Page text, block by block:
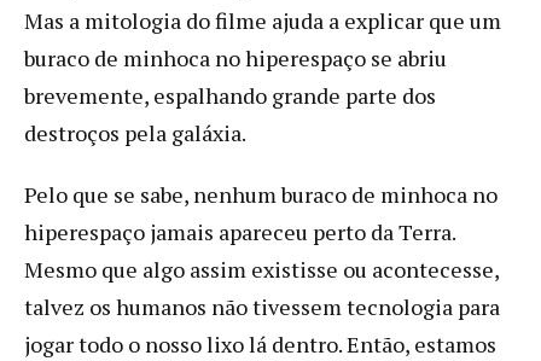
Mas a mitologia do filme ajuda a explicar que um
buraco de minhoca no hiperespaço se abriu
brevemente, espalhando grande parte dos
destroços pela galáxia.
Pelo que se sabe, nenhum buraco de minhoca no
hiperespaço jamais apareceu perto da Terra.
Mesmo que algo assim existisse ou acontecesse,
talvez os humanos não tivessem tecnologia para
jogar todo o nosso lixo lá dentro. Então, estamos